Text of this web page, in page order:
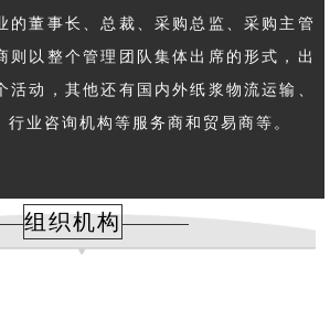
的董事长、总裁、采购总监、采购主管
则以整个管理团队集体出席的形式，出
活动，其他还有国内外纸浆物流运输、
业咨询机构等服务商和贸易商等。
组织机构